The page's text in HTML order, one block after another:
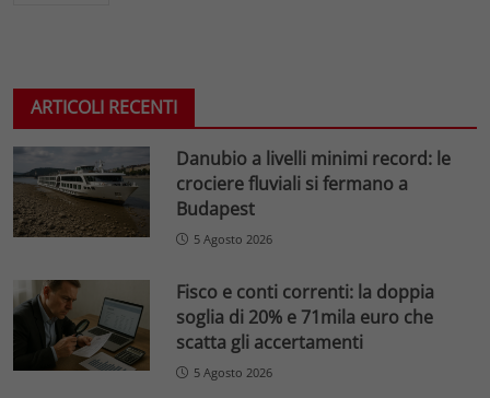
ARTICOLI RECENTI
Danubio a livelli minimi record: le
crociere fluviali si fermano a
Budapest
5 Agosto 2026
Fisco e conti correnti: la doppia
soglia di 20% e 71mila euro che
scatta gli accertamenti
5 Agosto 2026